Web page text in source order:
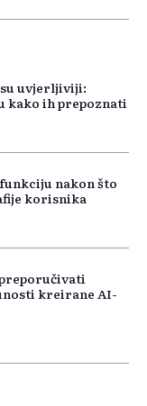
uvjerljiviji:
kako ih prepoznati
nakon što
korisnika
preporučivati
kreirane AI-